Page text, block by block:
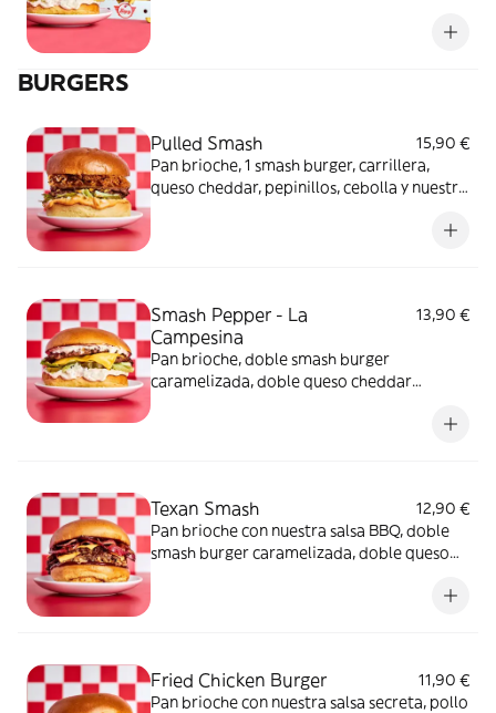
BURGERS
Pulled Smash
15,90 €
Pan brioche, 1 smash burger, carrillera,
queso cheddar, pepinillos, cebolla y nuestra
Smash Pepper - La
Campesina
13,90 €
Pan brioche, doble smash burger
caramelizada, doble queso cheddar
Texan Smash
12,90 €
Pan brioche con nuestra salsa BBQ, doble
smash burger caramelizada, doble queso
para darle dulzura y cebolla frita para el
Fried Chicken Burger
11,90 €
Pan brioche con nuestra salsa secreta, pollo